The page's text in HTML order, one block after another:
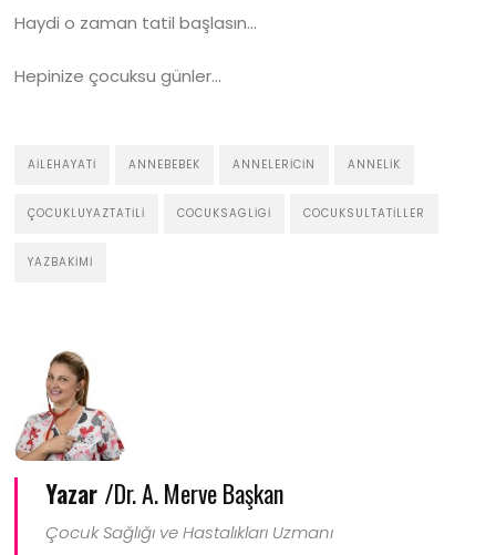
Haydi o zaman tatil başlasın…
Hepinize çocuksu günler…
AILEHAYATI ANNEBEBEK ANNELERICIN ANNELIK
ÇOCUKLUYAZTATILI COCUKSAGLIGI COCUKSULTATILLER
YAZBAKIMI
Yazar /Dr. A. Merve Başkan
Çocuk Sağlığı ve Hastalıkları Uzmanı